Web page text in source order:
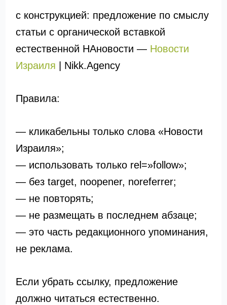
с конструкцией: предложение по смыслу
статьи с органической вставкой
естественной НАновости — Новости
Израиля | Nikk.Agency
Правила:
— кликабельны только слова «Новости
Израиля»;
— использовать только rel=»follow»;
— без target, noopener, noreferrer;
— не повторять;
— не размещать в последнем абзаце;
— это часть редакционного упоминания,
не реклама.
Если убрать ссылку, предложение
должно читаться естественно.